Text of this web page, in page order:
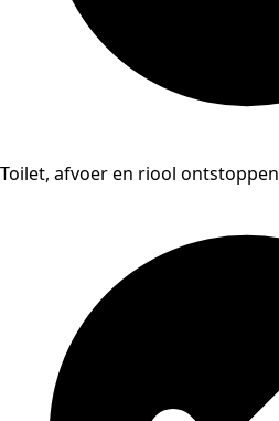
Toilet, afvoer en riool ontstoppen